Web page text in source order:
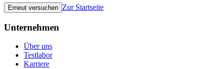
Erneut versuchen Zur Startseite
Unternehmen
Über uns
Testlabor
Karriere